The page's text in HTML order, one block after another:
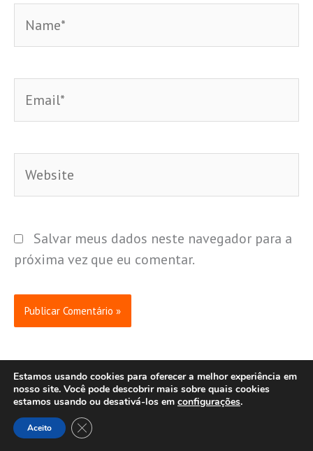
Salvar meus dados neste navegador para a
próxima vez que eu comentar.
Últimas
Estamos usando cookies para oferecer a melhor experiência em
nosso site. Você pode descobrir mais sobre quais cookies
estamos usando ou desativá-los em configurações.
Aceito Close GDPR Cookie Banner